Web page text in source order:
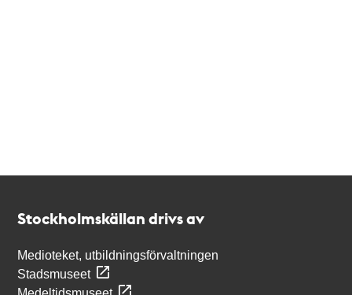
Stockholmskällan drivs av
Medioteket, utbildningsförvaltningen
Stadsmuseet